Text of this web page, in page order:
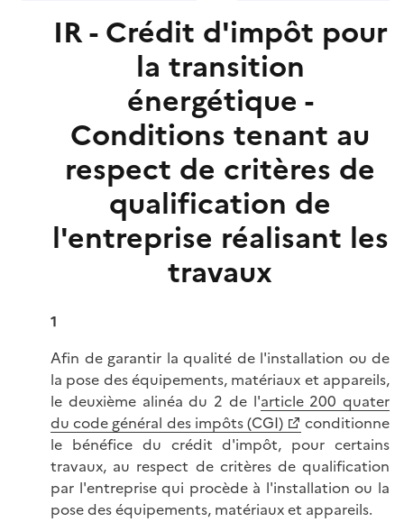
IR - Crédit d'impôt pour
la transition
énergétique -
Conditions tenant au
respect de critères de
qualification de
l'entreprise réalisant les
travaux
1
Afin de garantir la qualité de l'installation ou de
la pose des équipements, matériaux et appareils,
le deuxième alinéa du 2 de l'article 200 quater
du code général des impôts (CGI)
conditionne
le bénéfice du crédit d'impôt, pour certains
travaux, au respect de critères de qualification
par l'entreprise qui procède à l'installation ou la
pose des équipements, matériaux et appareils.